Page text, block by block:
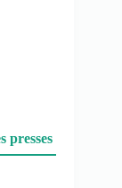
presses